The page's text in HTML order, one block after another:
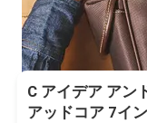
C アイデア アン
アッドコア 7イ